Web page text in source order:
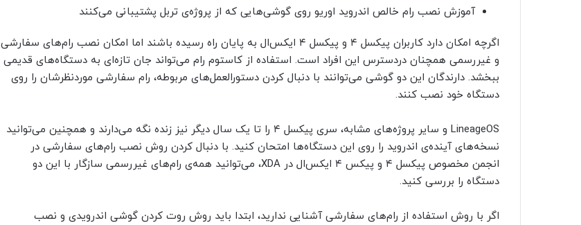
آموزش نصب رام خالص اندروید اوریو روی گوشی‌هایی که از پروژه‌ی تربل پشتیبانی می‌کنند
اگرچه امکان دارد کاربران پیکسل ۴ و پیکسل ۴ ایکس‌ال به پایان راه رسیده باشند اما امکان نصب رام‌های سفارشی
و غیررسمی همچنان دردسترس این افراد است. استفاده از کاستوم‌ رام‌ می‌تواند جان تازه‌ای به دستگاه‌های قدیمی
ببخشد. دارندگان این دو گوشی می‌توانند با دنبال کردن دستورالعمل‌های مربوطه، رام سفارشی موردنظرشان را روی
دستگاه خود نصب کنند.
LineageOS و سایر پروژه‌های مشابه، سری پیکسل ۴ را تا یک سال دیگر نیز زنده نگه می‌دارند و همچنین می‌توانید
نسخه‌های آینده‌ی اندروید را روی این دستگاه‌ها امتحان کنید. با دنبال کردن روش نصب رام‌های سفارشی در
انجمن مخصوص پیکسل ۴ و پیکس ۴ ایکس‌ال در XDA، می‌توانید همه‌ی رام‌های غیررسمی سازگار با این دو
دستگاه را بررسی کنید.
اگر با روش استفاده از رام‌های سفارشی آشنایی ندارید، ابتدا باید روش روت کردن گوشی اندرویدی و نصب